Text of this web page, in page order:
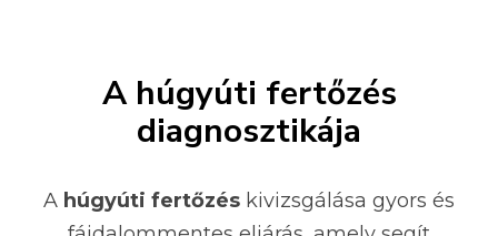
A húgyúti fertőzés
diagnosztikája
A húgyúti fertőzés kivizsgálása gyors és